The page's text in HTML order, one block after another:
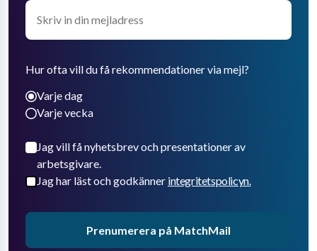
Hur ofta vill du få rekommendationer via mejl?
Varje dag
Varje vecka
Jag vill få nyhetsbrev och presentationer av
arbetsgivare.
Jag har läst och godkänner integritetspolicyn.
Prenumerera på MatchMail